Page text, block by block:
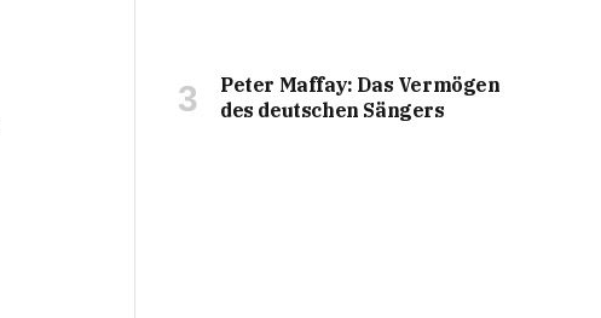
Peter Maffay: Das Vermögen
des deutschen Sängers